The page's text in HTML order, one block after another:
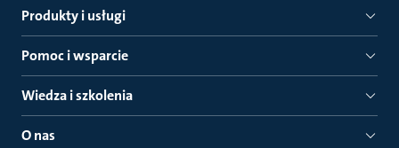
Produkty i usługi
Pomoc i wsparcie
Wiedza i szkolenia
O nas